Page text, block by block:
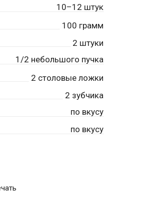
10–12 штук
100 грамм
2 штуки
1/2 небольшого пучка
2 столовые ложки
2 зубчика
по вкусу
по вкусу